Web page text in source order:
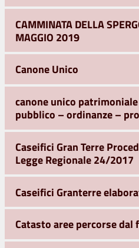
CAMMINATA DELLA
MAGGIO 2019
Canone Unico
canone unico
pubblico – ordinanze –
Caseifici Gran Terre
Legge Regionale 24/2017
Caseifici Granterre
Catasto aree percorse dal